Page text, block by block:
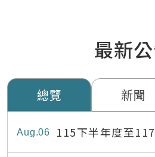
最新
總覽 新聞
06
Aug
115下半年度至
缺員額表